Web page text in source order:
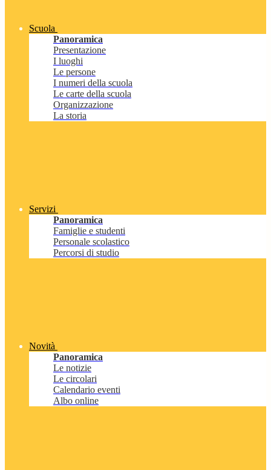
Scuola
Panoramica
Presentazione
I luoghi
Le persone
I numeri della scuola
Le carte della scuola
Organizzazione
La storia
Servizi
Panoramica
Famiglie e studenti
Personale scolastico
Percorsi di studio
Novità
Panoramica
Le notizie
Le circolari
Calendario eventi
Albo online